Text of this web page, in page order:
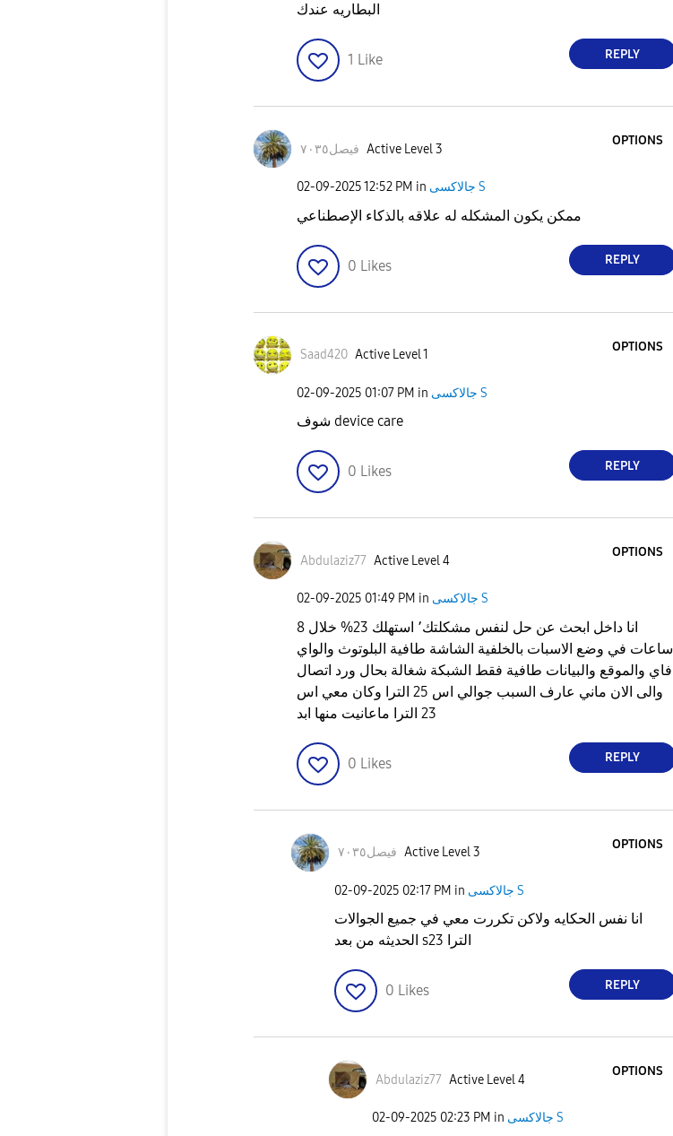
البطاريه عندك
1 Like REPLY
فيصل٧٠٣٥ Active Level 3
OPTIONS
‎02-09-202512:52 PM in جالاكسى S
ممكن يكون المشكله له علاقه بالذكاء الإصطناعي
0 Likes REPLY
Saad420 Active Level 1
OPTIONS
‎02-09-2025 01:07 PM in جالاكسى S
شوف device care
0 Likes REPLY
Abdulaziz77 Active Level 4
OPTIONS
‎02-09-2025 01:49 PM in جالاكسى S
انا داخل ابحث عن حل لنفس مشكلتك٬ استهلك 23% خلال 8
ساعات في وضع الاسبات بالخلفية الشاشة طافية البلوتوث والواي
فاي والموقع والبيانات طافية فقط الشبكة شغالة بحال ورد اتصال
والى الان ماني عارف السبب جوالي اس 25 الترا وكان معي اس
23 الترا ماعانيت منها ابد
0 Likes REPLY
فيصل٧٠٣٥ Active Level 3
OPTIONS
‎02-09-2025 02:17 PM in جالاكسى S
انا نفس الحكايه ولاكن تكررت معي في جميع الجوالات
الحديثه من بعد s23 الترا
0 Likes REPLY
Abdulaziz77 Active Level 4
OPTIONS
‎02-09-2025 02:23 PM in جالاكسى S